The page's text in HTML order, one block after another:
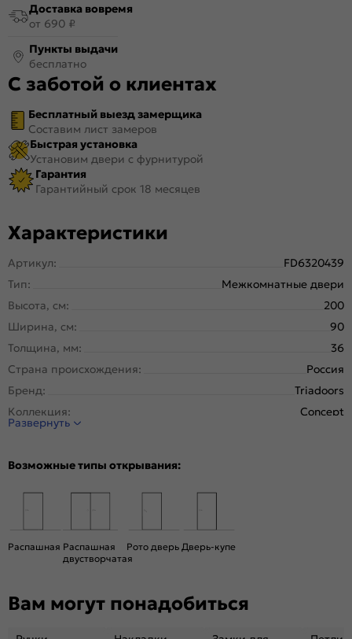
Доставка вовремя
от 690 ₽
Пункты выдачи
бесплатно
С заботой о клиентах
Бесплатный выезд замерщика
Составим лист замеров
Быстрая установка
Установим двери с фурнитурой
Гарантия
Гарантийный срок 18 месяцев
Характеристики
Артикул:
FD6320439
Тип:
Межкомнатные двери
Высота, см:
200
Ширина, см:
90
Толщина, мм:
36
Страна происхождения:
Россия
Бренд:
Triadoors
Коллекция:
Concept
Стиль:
Конструкция двери:
Тип коробки:
Развернуть
Возможные типы открывания:
Распашная Распашная
двустворчатая
Рото дверь Дверь-купе
Вам могут понадобиться